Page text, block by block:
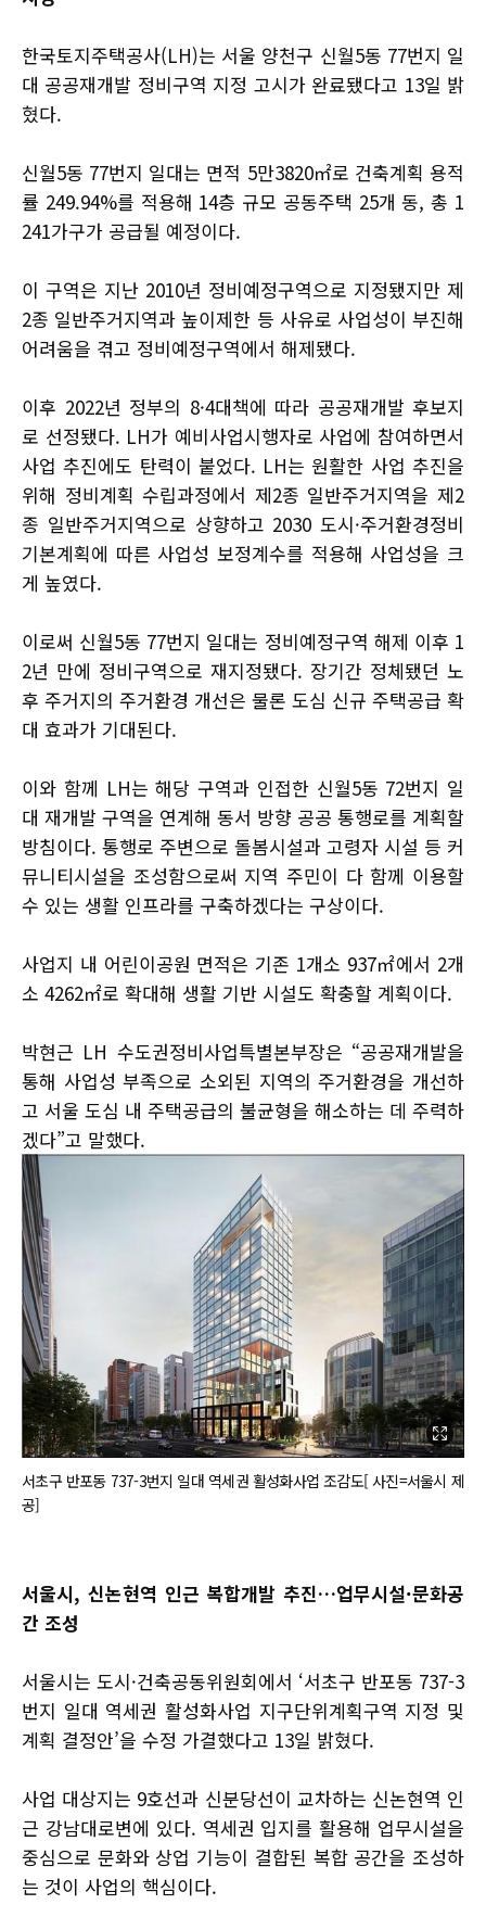
한국토지주택공사(LH)는 서울 양천구 신월5동 77번지 일
대 공공재개발 정비구역 지정 고시가 완료됐다고 13일 밝
혔다.
신월5동 77번지 일대는 면적 5만3820㎡로 건축계획 용적
률 249.94%를 적용해 14층 규모 공동주택 25개 동, 총 1
241가구가 공급될 예정이다.
이 구역은 지난 2010년 정비예정구역으로 지정됐지만 제
2종 일반주거지역과 높이제한 등 사유로 사업성이 부진해
어려움을 겪고 정비예정구역에서 해제됐다.
이후 2022년 정부의 8·4대책에 따라 공공재개발 후보지
로 선정됐다. LH가 예비사업시행자로 사업에 참여하면서
사업 추진에도 탄력이 붙었다. LH는 원활한 사업 추진을
위해 정비계획 수립과정에서 제2종 일반주거지역을 제2
종 일반주거지역으로 상향하고 2030 도시·주거환경정비
기본계획에 따른 사업성 보정계수를 적용해 사업성을 크
게 높였다.
이로써 신월5동 77번지 일대는 정비예정구역 해제 이후 1
2년 만에 정비구역으로 재지정됐다. 장기간 정체됐던 노
후 주거지의 주거환경 개선은 물론 도심 신규 주택공급 확
대 효과가 기대된다.
이와 함께 LH는 해당 구역과 인접한 신월5동 72번지 일
대 재개발 구역을 연계해 동서 방향 공공 통행로를 계획할
방침이다. 통행로 주변으로 돌봄시설과 고령자 시설 등 커
뮤니티시설을 조성함으로써 지역 주민이 다 함께 이용할
수 있는 생활 인프라를 구축하겠다는 구상이다.
사업지 내 어린이공원 면적은 기존 1개소 937㎡에서 2개
소 4262㎡로 확대해 생활 기반 시설도 확충할 계획이다.
박현근 LH 수도권정비사업특별본부장은 “공공재개발을
통해 사업성 부족으로 소외된 지역의 주거환경을 개선하
고 서울 도심 내 주택공급의 불균형을 해소하는 데 주력하
겠다”고 말했다.
서초구 반포동 737-3번지 일대 역세권 활성화사업 조감도[ 사진=서울시 제
공]
서울시, 신논현역 인근 복합개발 추진…업무시설·문화공
간 조성
서울시는 도시·건축공동위원회에서 ‘서초구 반포동 737-3
번지 일대 역세권 활성화사업 지구단위계획구역 지정 및
계획 결정안’을 수정 가결했다고 13일 밝혔다.
사업 대상지는 9호선과 신분당선이 교차하는 신논현역 인
근 강남대로변에 있다. 역세권 입지를 활용해 업무시설을
중심으로 문화와 상업 기능이 결합된 복합 공간을 조성하
는 것이 사업의 핵심이다.